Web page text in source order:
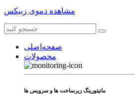
مشاهده دموی زبیکس
صفحه‌اصلی
محصولات
مانیتورینگ زیرساخت ها و سرویس ها